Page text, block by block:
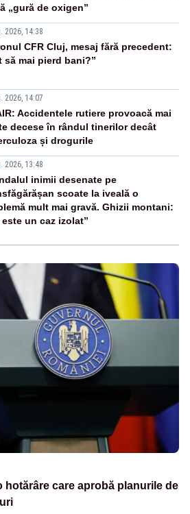
„gură de oxigen”
2026, 14:38
CFR Cluj, mesaj fără precedent:
să mai pierd bani?”
2026, 14:07
Accidentele rutiere provoacă mai
decese în rândul tinerilor decât
și drogurile
2026, 13:48
inimii desenate pe
scoate la iveală o
mult mai gravă. Ghizii montani:
este un caz izolat”
hotărâre care aprobă planurile de